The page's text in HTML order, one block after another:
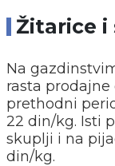
Žitarice i
Na
rasta
prethodni
22 din/kg. Isti
skuplji i na
din/kg.